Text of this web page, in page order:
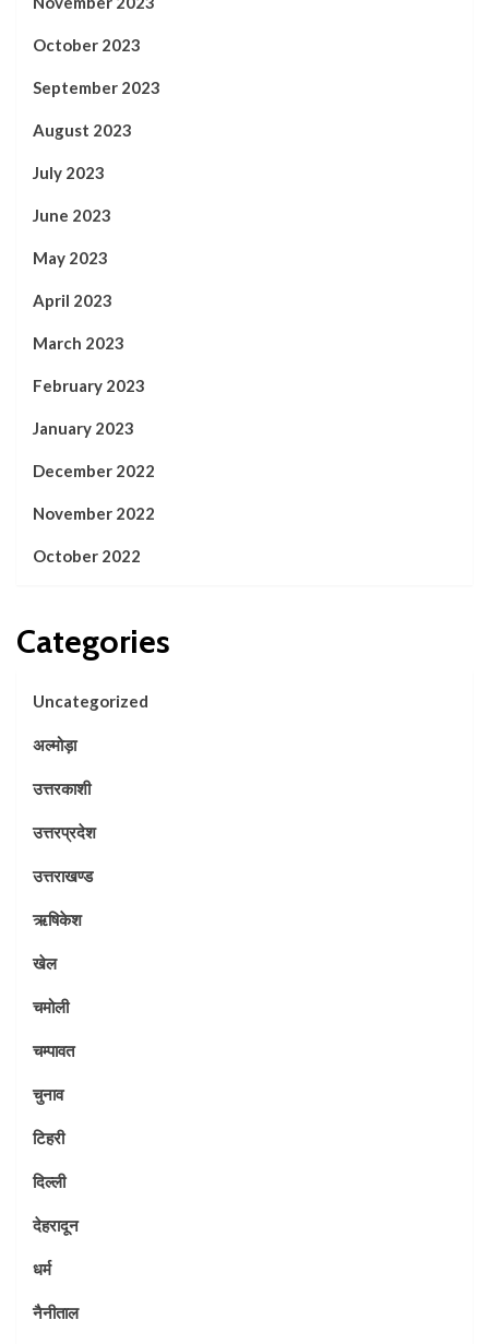
October 2023
September 2023
August 2023
July 2023
June 2023
May 2023
April 2023
March 2023
February 2023
January 2023
December 2022
November 2022
October 2022
Categories
Uncategorized
अल्मोड़ा
उत्तरकाशी
उत्तरप्रदेश
उत्तराखण्ड
ऋषिकेश
खेल
चमोली
चम्पावत
चुनाव
टिहरी
दिल्ली
देहरादून
धर्म
नैनीताल